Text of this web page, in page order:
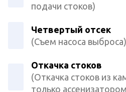
подачи стоков)
Четвертый отсек
(Съем насоса выброса)
Откачка стоков
(Откачка стоков из
только